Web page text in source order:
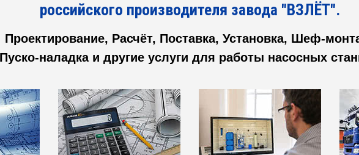
российского производителя завода "ВЗЛЁТ".
Проектирование, Расчёт, Поставка, Установка, Шеф-
Пуско-наладка и другие услуги для работы насосных